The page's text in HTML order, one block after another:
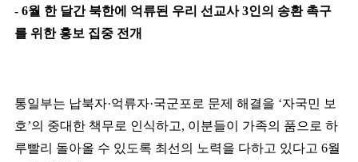
- 6월 한 달간 북한에 억류된 우리 선교사3인의 송환 촉구
를 위한 홍보 집중 전개
통일부는 납북자·억류자·국군포로 문제 해결을 ‘자국민 보
호’의 중대한 책무로 인식하고, 이분들이 가족의 품으로 하
루빨리 돌아올 수 있도록 최선의 노력을 다하고 있다고 6월